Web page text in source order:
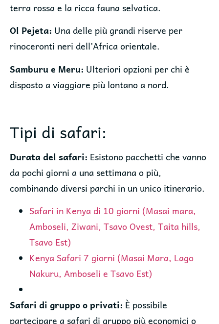
terra rossa e la ricca fauna selvatica.
Ol Pejeta: Una delle più grandi riserve per
rinoceronti neri dell’Africa orientale.
Samburu e Meru: Ulteriori opzioni per chi è
disposto a viaggiare più lontano a nord.
Tipi di safari:
Durata del safari: Esistono pacchetti che vanno
da pochi giorni a una settimana o più,
combinando diversi parchi in un unico itinerario.
Safari in Kenya di 10 giorni (Masai mara,
Amboseli, Ziwani, Tsavo Ovest, Taita hills,
Tsavo Est)
Kenya Safari 7 giorni (Masai Mara, Lago
Nakuru, Amboseli e Tsavo Est)
Safari di gruppo o privati: È possibile
partecipare a safari di gruppo più economici o